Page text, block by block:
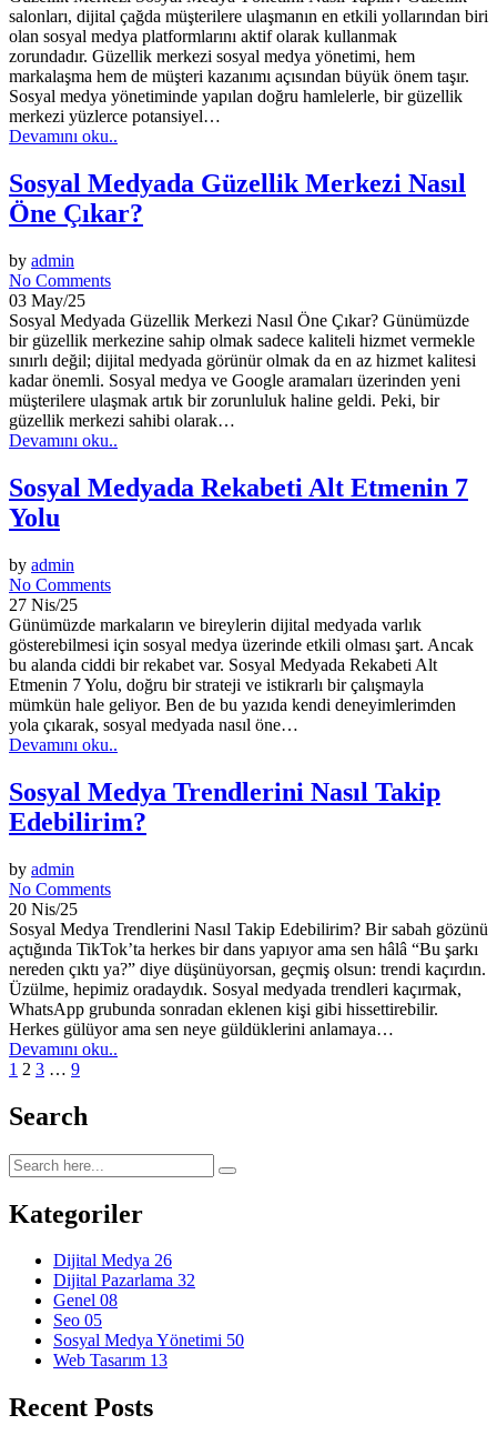
salonları, dijital çağda müşterilere ulaşmanın en etkili yollarından biri
olan sosyal medya platformlarını aktif olarak kullanmak
zorundadır. Güzellik merkezi sosyal medya yönetimi, hem
markalaşma hem de müşteri kazanımı açısından büyük önem taşır.
Sosyal medya yönetiminde yapılan doğru hamlelerle, bir güzellik
merkezi yüzlerce potansiyel…
Devamını oku..
Sosyal Medyada Güzellik Merkezi Nasıl
Öne Çıkar?
by admin
No Comments
03 May/25
Sosyal Medyada Güzellik Merkezi Nasıl Öne Çıkar? Günümüzde
bir güzellik merkezine sahip olmak sadece kaliteli hizmet vermekle
sınırlı değil; dijital medyada görünür olmak da en az hizmet kalitesi
kadar önemli. Sosyal medya ve Google aramaları üzerinden yeni
müşterilere ulaşmak artık bir zorunluluk haline geldi. Peki, bir
güzellik merkezi sahibi olarak…
Devamını oku..
Sosyal Medyada Rekabeti Alt Etmenin 7
Yolu
by admin
No Comments
27 Nis/25
Günümüzde markaların ve bireylerin dijital medyada varlık
gösterebilmesi için sosyal medya üzerinde etkili olması şart. Ancak
bu alanda ciddi bir rekabet var. Sosyal Medyada Rekabeti Alt
Etmenin 7 Yolu, doğru bir strateji ve istikrarlı bir çalışmayla
mümkün hale geliyor. Ben de bu yazıda kendi deneyimlerimden
yola çıkarak, sosyal medyada nasıl öne…
Devamını oku..
Sosyal Medya Trendlerini Nasıl Takip
Edebilirim?
by admin
No Comments
20 Nis/25
Sosyal Medya Trendlerini Nasıl Takip Edebilirim? Bir sabah gözünü
açtığında TikTok’ta herkes bir dans yapıyor ama sen hâlâ “Bu şarkı
nereden çıktı ya?” diye düşünüyorsan, geçmiş olsun: trendi kaçırdın.
Üzülme, hepimiz oradaydık. Sosyal medyada trendleri kaçırmak,
WhatsApp grubunda sonradan eklenen kişi gibi hissettirebilir.
Herkes gülüyor ama sen neye güldüklerini anlamaya…
Devamını oku..
1 2 3 … 9
Search
Kategoriler
Dijital Medya 26
Dijital Pazarlama 32
Genel 08
Seo 05
Sosyal Medya Yönetimi 50
Web Tasarım 13
Recent Posts